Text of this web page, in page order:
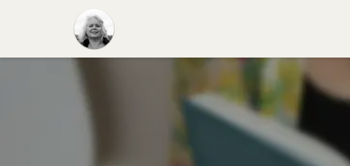
Overslaan naar inhoud